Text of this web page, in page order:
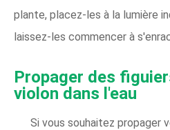
plante, placez-les à la lumière
laissez-les commencer à
Propager des
violon dans l'eau
Si vous souhaitez propager